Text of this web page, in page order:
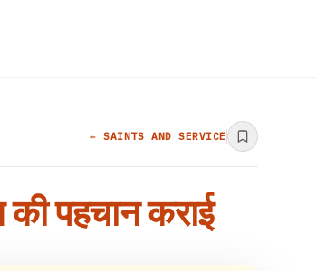
← SAINTS AND SERVICE
पहचान कराई